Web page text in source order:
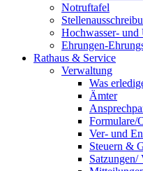
Notruftafel
Hochwasser-
Ehrungen-
Rathaus & Service
Verwaltung
Was
Ämter
Formulare/
Ver- und
Steuern &
Satzungen/